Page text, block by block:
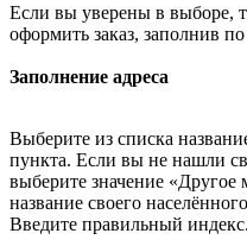
Если вы уверены в выборе,
оформить заказ, заполнив
Заполнение адреса
Выберите из списка
пункта. Если вы не нашли
выберите значение
название своего
Введите правильный индекс.